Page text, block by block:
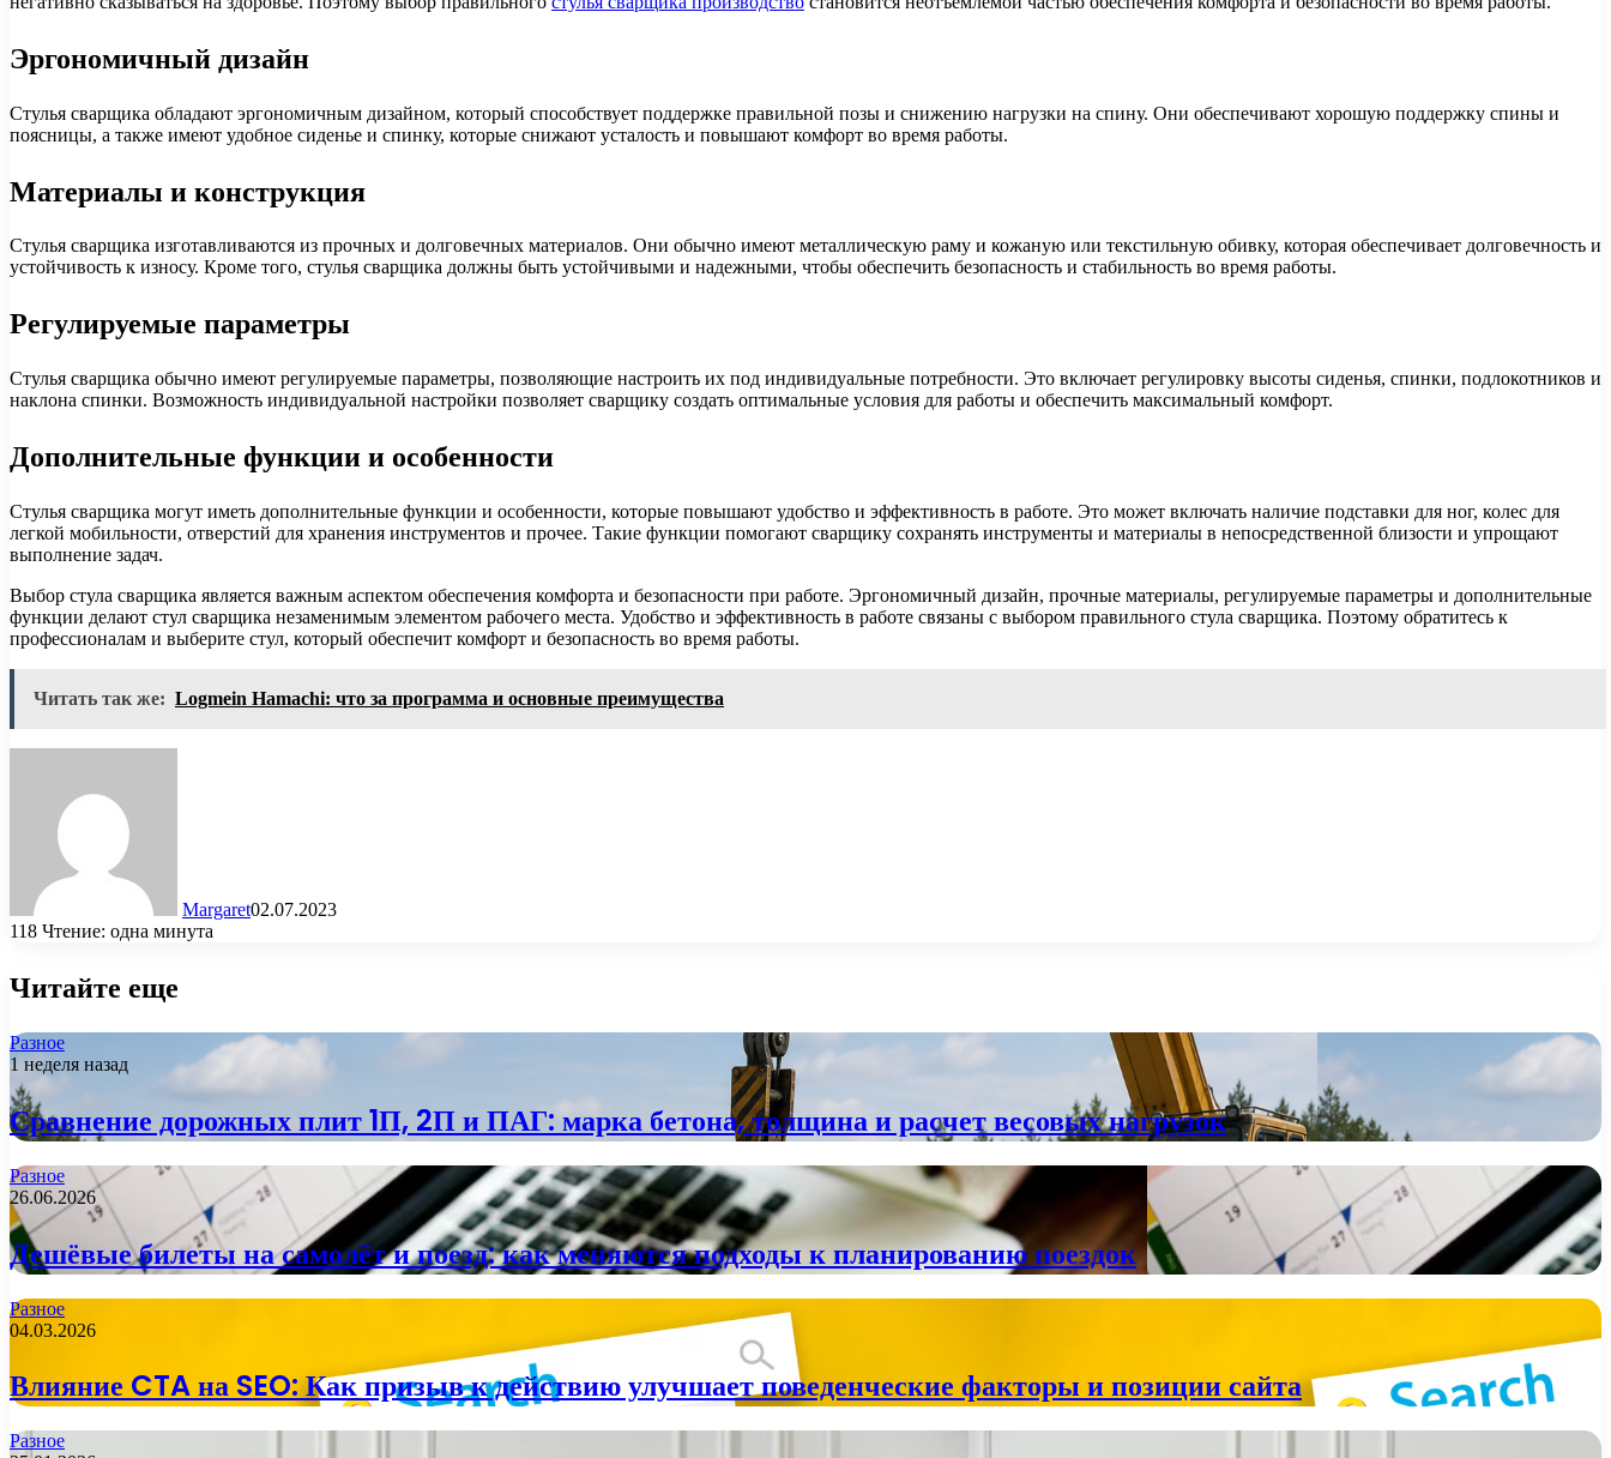
Эргономичный дизайн
Стулья сварщика обладают эргономичным дизайном, который способствует поддержке правильной позы и снижению нагрузки на спину. Они обеспечивают хорошую поддержку спины и
поясницы, а также имеют удобное сиденье и спинку, которые снижают усталость и повышают комфорт во время работы.
Материалы и конструкция
Стулья сварщика изготавливаются из прочных и долговечных материалов. Они обычно имеют металлическую раму и кожаную или текстильную обивку, которая обеспечивает долговечность и
устойчивость к износу. Кроме того, стулья сварщика должны быть устойчивыми и надежными, чтобы обеспечить безопасность и стабильность во время работы.
Регулируемые параметры
Стулья сварщика обычно имеют регулируемые параметры, позволяющие настроить их под индивидуальные потребности. Это включает регулировку высоты сиденья, спинки, подлокотников и
наклона спинки. Возможность индивидуальной настройки позволяет сварщику создать оптимальные условия для работы и обеспечить максимальный комфорт.
Дополнительные функции и особенности
Стулья сварщика могут иметь дополнительные функции и особенности, которые повышают удобство и эффективность в работе. Это может включать наличие подставки для ног, колес для
легкой мобильности, отверстий для хранения инструментов и прочее. Такие функции помогают сварщику сохранять инструменты и материалы в непосредственной близости и упрощают
выполнение задач.
Выбор стула сварщика является важным аспектом обеспечения комфорта и безопасности при работе. Эргономичный дизайн, прочные материалы, регулируемые параметры и дополнительные
функции делают стул сварщика незаменимым элементом рабочего места. Удобство и эффективность в работе связаны с выбором правильного стула сварщика. Поэтому обратитесь к
профессионалам и выберите стул, который обеспечит комфорт и безопасность во время работы.
Читать так же: Logmein Hamachi: что за программа и основные преимущества
Margaret02.07.2023
118 Чтение: одна минута
Читайте еще
Разное
1 неделя назад
Сравнение дорожных плит 1П, 2П и ПАГ: марка бетона, толщина и расчет весовых нагрузок
Разное
26.06.2026
Дешёвые билеты на самолёт и поезд: как меняются подходы к планированию поездок
Разное
04.03.2026
Влияние CTA на SEO: Как призыв к действию улучшает поведенческие факторы и позиции сайта
Разное